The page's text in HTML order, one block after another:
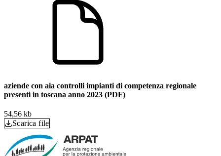
aziende con aia controlli impianti di competenza regionale
presenti in toscana anno 2023 (PDF)
54,56 kb
Scarica file